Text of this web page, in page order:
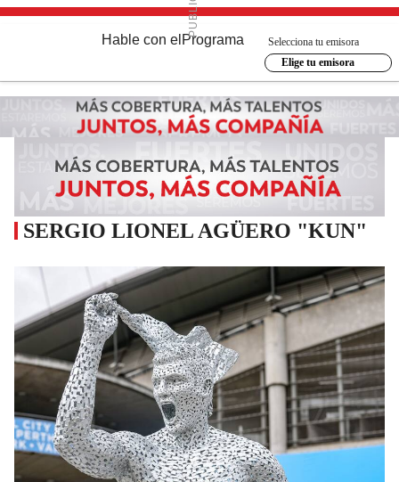
Hable con el Programa
Selecciona tu emisora
Elige tu emisora
SERGIO LIONEL AGÜERO "KUN"